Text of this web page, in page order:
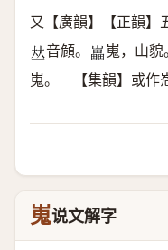
又【廣韻】【正韻】
𠀤音頠。 𡾋 嵬，山
嵬。 【集韻】或作
嵬说文解字